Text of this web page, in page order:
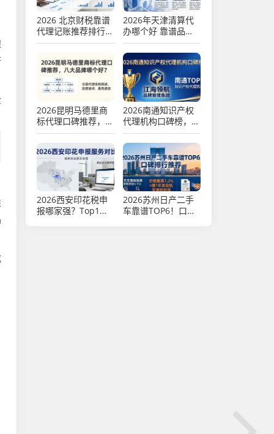
2026 北京财税靠谱
代理记账推荐排行，
注册公司代办机构口
2026年天津清算代
办哪个好 靠谱品牌
口碑排行推荐
2026昆明马德里商
标代理口碑推荐，八
大品牌哪个好？
2026南通知识产权
代理机构口碑榜，八
家品牌深度评测谁更
强？
2026西安印花税申
报哪家强？Top1实
2026苏州日产二手
车靠谱TOP6！口碑